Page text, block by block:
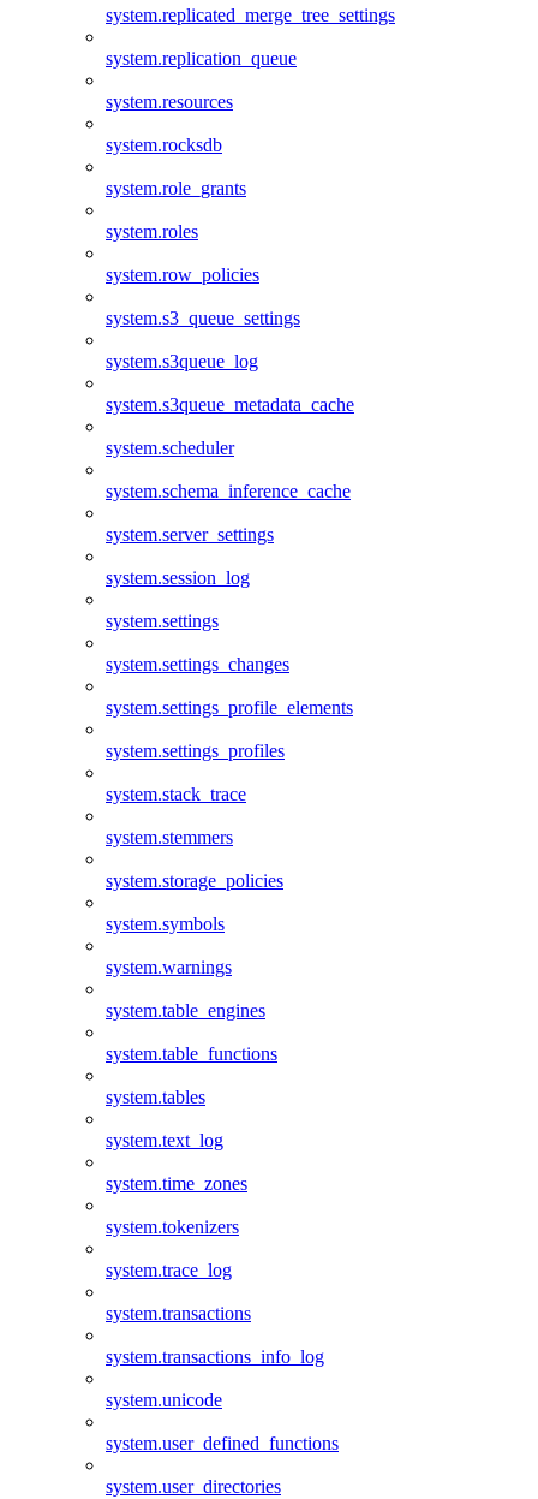
system.replicated_merge_tree_settings
system.replication_queue
system.resources
system.rocksdb
system.role_grants
system.roles
system.row_policies
system.s3_queue_settings
system.s3queue_log
system.s3queue_metadata_cache
system.scheduler
system.schema_inference_cache
system.server_settings
system.session_log
system.settings
system.settings_changes
system.settings_profile_elements
system.settings_profiles
system.stack_trace
system.stemmers
system.storage_policies
system.symbols
system.warnings
system.table_engines
system.table_functions
system.tables
system.text_log
system.time_zones
system.tokenizers
system.trace_log
system.transactions
system.transactions_info_log
system.unicode
system.user_defined_functions
system.user_directories